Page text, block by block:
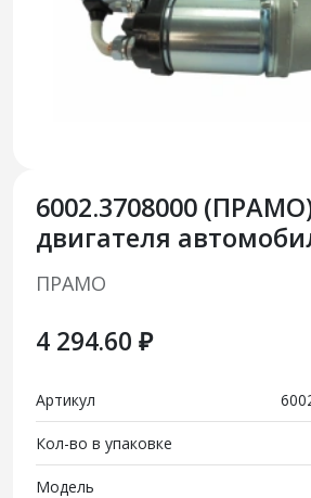
6002.3708000
двигателя
ПРАМО
4 294.60 ₽
Артикул
Кол-во в упаковке
Модель